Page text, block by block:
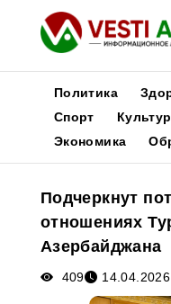
Новости
Медиа
Афиша
Политика
Спорт
Экономика
Подчеркнут
отношениях
Азербайджана
409 14.04.2026